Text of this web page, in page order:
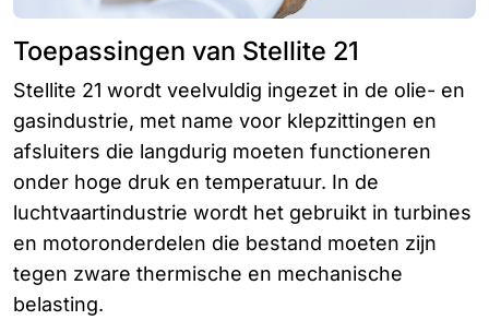
Toepassingen van Stellite 21
Stellite 21 wordt veelvuldig ingezet in de olie- en
gasindustrie, met name voor klepzittingen en
afsluiters die langdurig moeten functioneren
onder hoge druk en temperatuur. In de
luchtvaartindustrie wordt het gebruikt in turbines
en motoronderdelen die bestand moeten zijn
tegen zware thermische en mechanische
belasting.